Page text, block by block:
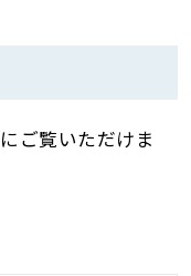
ご覧いただけま